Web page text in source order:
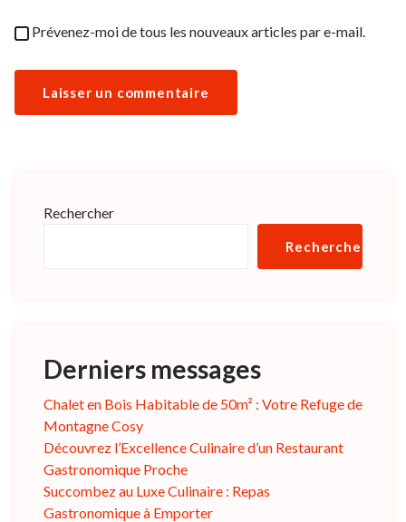
Prévenez-moi de tous les nouveaux articles par e-mail.
Rechercher
Rechercher
Derniers messages
Chalet en Bois Habitable de 50m² : Votre Refuge de
Montagne Cosy
Découvrez l’Excellence Culinaire d’un Restaurant
Gastronomique Proche
Succombez au Luxe Culinaire : Repas
Gastronomique à Emporter